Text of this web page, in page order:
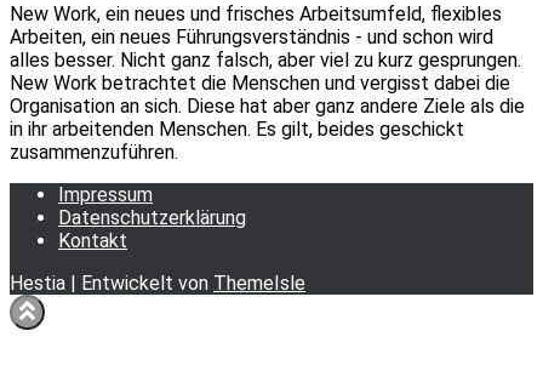
New Work, ein neues und frisches Arbeitsumfeld, flexibles
Arbeiten, ein neues Führungsverständnis - und schon wird
alles besser. Nicht ganz falsch, aber viel zu kurz gesprungen.
New Work betrachtet die Menschen und vergisst dabei die
Organisation an sich. Diese hat aber ganz andere Ziele als die
in ihr arbeitenden Menschen. Es gilt, beides geschickt
zusammenzuführen.
Impressum
Datenschutzerklärung
Kontakt
Hestia | Entwickelt von ThemeIsle